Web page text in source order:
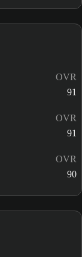
OVR
91
OVR
91
OVR
90